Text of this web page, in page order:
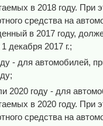
в 2018 году. При
средства на
в 2017 году,
декабря 2017 г.;
- для автомобилей,
2020 году - для
в 2020 году. При
средства на